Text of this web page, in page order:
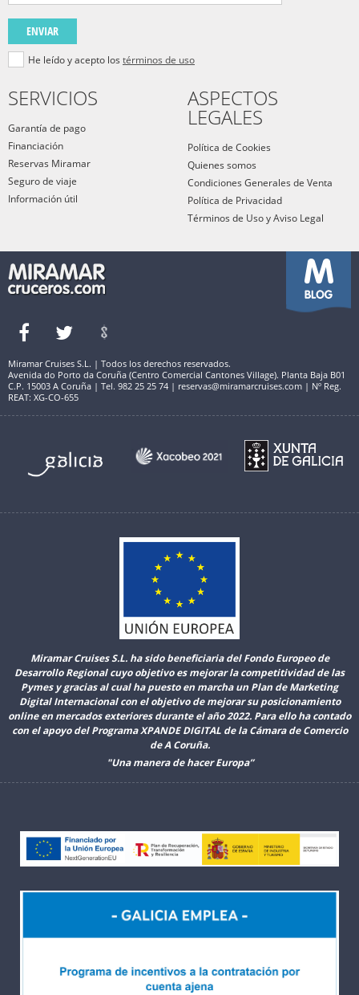
ENVIAR
He leído y acepto los términos de uso
SERVICIOS
Garantía de pago
Financiación
Reservas Miramar
Seguro de viaje
Información útil
ASPECTOS
LEGALES
Política de Cookies
Quienes somos
Condiciones Generales de Venta
Política de Privacidad
Términos de Uso y Aviso Legal
Miramar Cruises S.L. | Todos los derechos reservados.
Avenida do Porto da Coruña (Centro Comercial Cantones Village). Planta Baja B01
C.P. 15003 A Coruña | Tel. 982 25 25 74 | reservas@miramarcruises.com | Nº Reg.
REAT: XG-CO-655
Miramar Cruises S.L. ha sido beneficiaria del Fondo Europeo de
Desarrollo Regional cuyo objetivo es mejorar la competitividad de las
Pymes y gracias al cual ha puesto en marcha un Plan de Marketing
Digital Internacional con el objetivo de mejorar su posicionamiento
online en mercados exteriores durante el año 2022. Para ello ha contado
con el apoyo del Programa XPANDE DIGITAL de la Cámara de Comercio
de A Coruña.
"Una manera de hacer Europa”